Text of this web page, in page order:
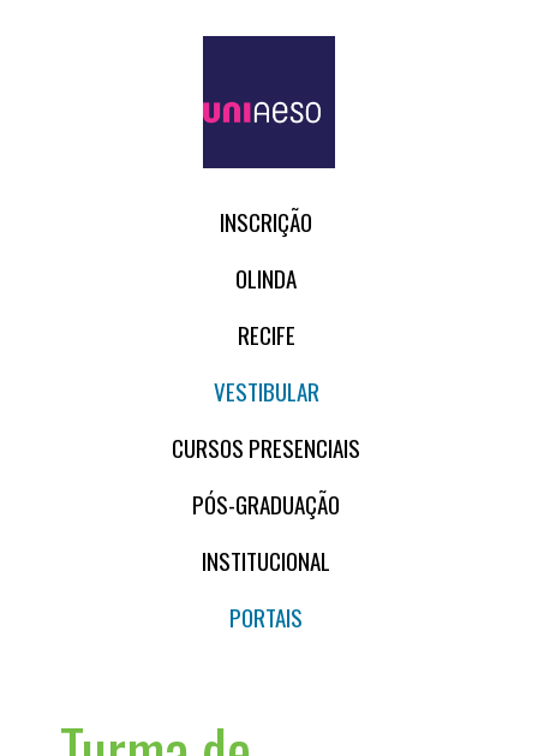
INSCRIÇÃO
OLINDA
RECIFE
VESTIBULAR
CURSOS PRESENCIAIS
PÓS-GRADUAÇÃO
INSTITUCIONAL
PORTAIS